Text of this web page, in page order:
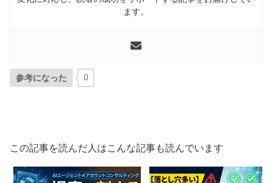
ます。
参考になった 0
この記事を読んだ人はこんな記事も読んでいます